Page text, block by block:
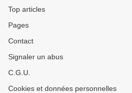
Top articles
Pages
Contact
Signaler un abus
C.G.U.
Cookies et données personnelles